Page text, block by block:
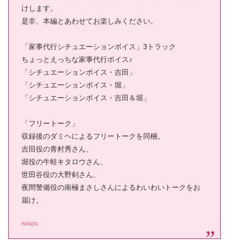
けします。
是非、本編とあわせてお楽しみください。
「家事代行シチュエーションボイス」3トラック
ちょっとえっちな家事代行ボイス♪
「シチュエーションボイス・吉田」
「シチュエーションボイス・堀」
「シチュエーションボイス・吉田＆堀」
「フリートーク」
収録後のダミヘによるフリートークを同梱。
吉田役の青村秀さん、
堀役の牛蛙キタロウさん、
世田谷役の大野剣さん、
夜間警備役の南極まさしさんによるわいわいトークをお
届け。
FANZA